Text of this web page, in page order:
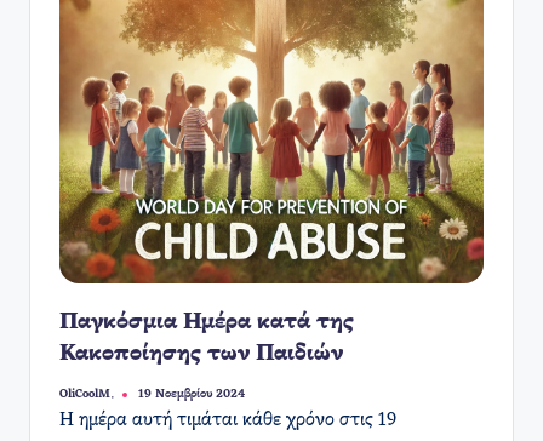
Παγκόσμια Ημέρα κατά της
Κακοποίησης των Παιδιών
Συγγραφέας:
OliCoolM. 19 Νοεμβρίου 2024
Η ημέρα αυτή τιμάται κάθε χρόνο στις 19